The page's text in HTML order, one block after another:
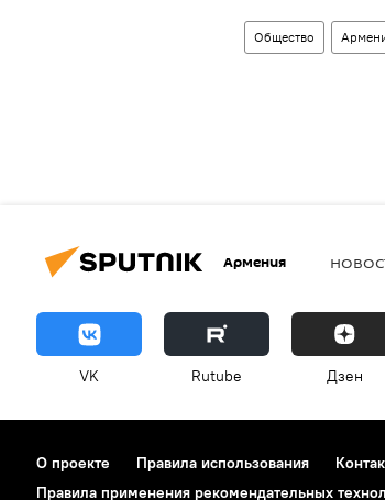
Общество
Армения
VK Rutube Дзен
О проекте Правила использования
Правила применения рекомендательных